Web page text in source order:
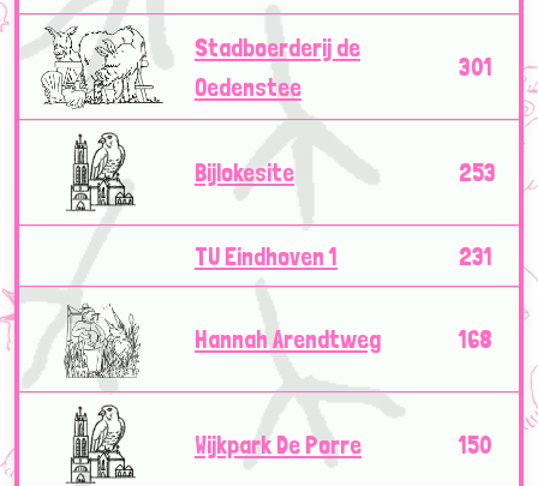
Stadboerderij de
Oedenstee
301
Bijlokesite 253
TU Eindhoven 1 231
Hannah Arendtweg 168
Wijkpark De Porre 150